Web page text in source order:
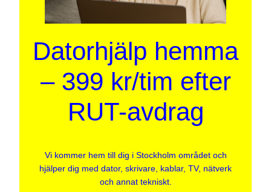
Datorhjälp hemma
– 399 kr/tim efter
RUT-avdrag
Vi kommer hem till dig i Stockholm området och
hjälper dig med dator, skrivare, kablar, TV, nätverk
och annat tekniskt.